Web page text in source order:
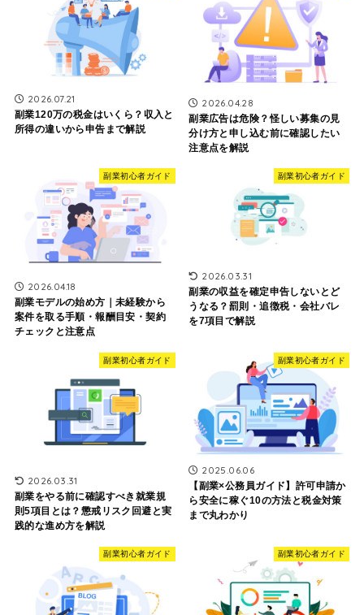
2026.07.21
副業120万の税金はいくら？収入と
所得の違いから申告まで解説
2026.04.28
副業広告は危険？怪しい募集の見
分け方と申し込む前に確認したい
注意点を解説
副業初心者ガイド
2026.04.18
副業モデルの始め方｜未経験から
案件を取る手順・報酬目安・契約
チェックと注意点
副業初心者ガイド
2026.03.31
副業の収益を確定申告しないとど
うなる？罰則・追徴税・会社バレ
を7項目で解説
副業初心者ガイド
2026.03.31
副業をやる前に確認すべき就業規
則5項目とは？懲戒リスク回避と実
践的な進め方を解説
副業初心者ガイド
2025.06.06
【副業×公務員ガイド】許可申請か
ら安全に稼ぐ10の方法と税金対策
まで丸わかり
副業初心者ガイド 副業初心者ガイド